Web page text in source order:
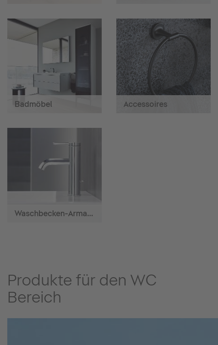
Badmöbel Accessoires
Waschbecken-Armaturen
Produkte für den WC
Bereich